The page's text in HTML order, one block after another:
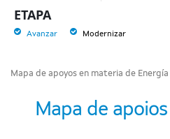
ETAPA
Avanzar Modernizar
Mapa de apoyos en materia de
Mapa de